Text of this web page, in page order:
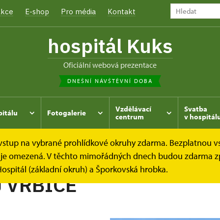
E-shop Pro média Kontakt
hospitál Kuks
oficiální webová prezentace
DNEŠNÍ NÁVŠTĚVNÍ DOBA
Fotogalerie
Vzdělávací
centrum
Svatba
v
na vybrané prohlídkové okruhy zdarma. Bezplatnou
omezená. V těchto mimořádných dnech budou zdarma
(základní okruh) a Šporkovská hrobka.
Kukský herbář - aneb co u nás roste... KYPREJ
VRBICE